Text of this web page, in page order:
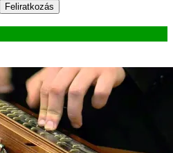
Feliratkozás